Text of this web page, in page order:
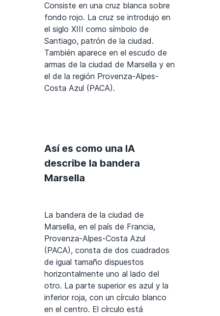
Consiste en una cruz blanca sobre
fondo rojo. La cruz se introdujo en
el siglo XIII como símbolo de
Santiago, patrón de la ciudad.
También aparece en el escudo de
armas de la ciudad de Marsella y en
el de la región Provenza-Alpes-
Costa Azul (PACA).
Así es como una IA
describe la bandera
Marsella
La bandera de la ciudad de
Marsella, en el país de Francia,
Provenza-Alpes-Costa Azul
(PACA), consta de dos cuadrados
de igual tamaño dispuestos
horizontalmente uno al lado del
otro. La parte superior es azul y la
inferior roja, con un círculo blanco
en el centro. El círculo está